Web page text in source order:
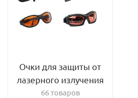
Очки для защиты от
лазерного излучения
66 товаров